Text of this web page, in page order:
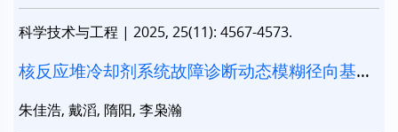
科学技术与工程 | 2025, 25(11): 4567-4573.
核反应堆冷却剂系统故障诊断动态模糊径向基神
朱佳浩, 戴滔, 隋阳, 李枭瀚